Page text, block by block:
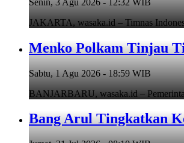
JAKARTA, wasaka.id – Timnas
Menko Polkam Tinjau
Sabtu, 1 Agu 2026 - 18:59 WIB
BANJARBARU, wasaka.id –
Bang Arul Tingkatkan